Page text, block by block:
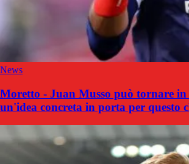
News
Moretto - Juan Musso può tornare in
un'idea concreta in porta per questo